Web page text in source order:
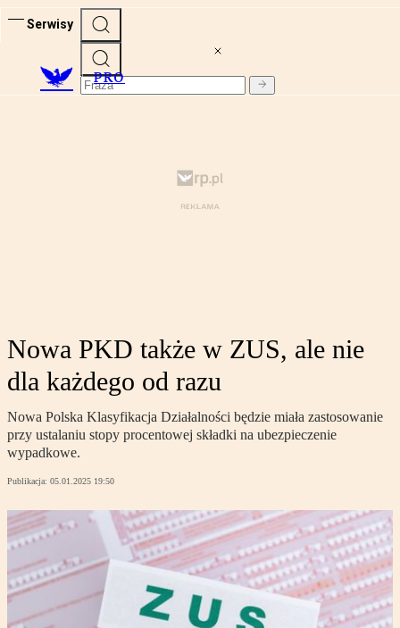
Serwisy
PRO
Nowa PKD także w ZUS, ale nie
dla każdego od razu
Nowa Polska Klasyfikacja Działalności będzie miała zastosowanie
przy ustalaniu stopy procentowej składki na ubezpieczenie
wypadkowe.
Publikacja: 05.01.2025 19:50